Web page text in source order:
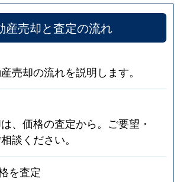
産売却と査定の流れ
売却の流れを説明します。
、価格の査定から。ご要望・
談ください。
を査定